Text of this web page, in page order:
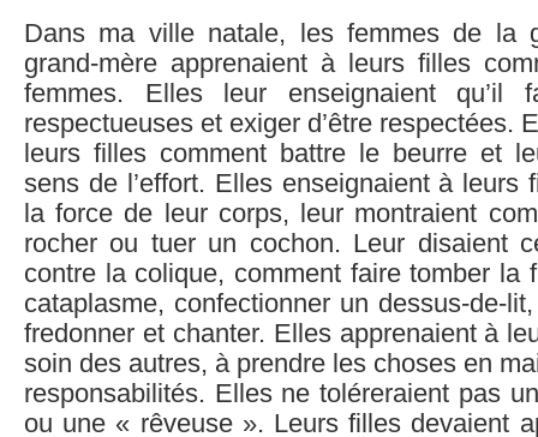
Dans ma ville natale, les femmes de la
grand-mère apprenaient à leurs filles
femmes. Elles leur enseignaient qu’il
respectueuses et exiger d’être respectées.
leurs filles comment battre le beurre et
sens de l’effort. Elles enseignaient à leurs
la force de leur corps, leur montraient
rocher ou tuer un cochon. Leur disaient
contre la colique, comment faire tomber la
cataplasme, confectionner un dessus-de-
fredonner et chanter. Elles apprenaient à
soin des autres, à prendre les choses en
responsabilités. Elles ne toléreraient pas
ou une « rêveuse ». Leurs filles devaient